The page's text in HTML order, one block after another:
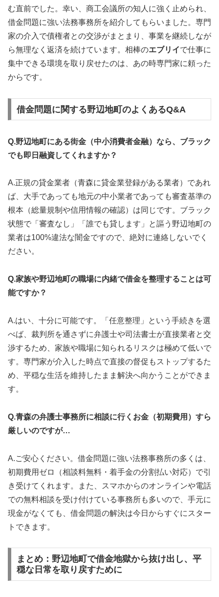
む直前でした。幸い、商工会議所の知人に強く止められ、
借金問題に強い法務事務所を紹介してもらいました。専門
家の介入で債権者との交渉がまとまり、事業を継続しなが
ら無理なく返済を続けています。相棒のエブリイで仕事に
集中できる環境を取り戻せたのは、あの時専門家に頼った
からです。
借金問題に関する野辺地町のよくあるQ&A
Q.野辺地町にある街金（中小消費者金融）なら、ブラック
でも即日融資してくれますか？
A.正規の貸金業者（青森に貸金業登録がある業者）であれ
ば、大手であっても地元の中小業者であっても審査基準の
根本（総量規制や信用情報の確認）は同じです。ブラック
状態で「審査なし」「誰でも貸します」と謳う野辺地町の
業者は100%違法な闇金ですので、絶対に連絡しないでく
ださい。
Q.家族や野辺地町の職場に内緒で借金を整理することは可
能ですか？
A.はい、十分に可能です。「任意整理」という手続きを選
べば、裁判所を通さずに弁護士や司法書士が直接業者と交
渉するため、家族や職場に知られるリスクは極めて低いで
す。専門家が介入した時点で直接の督促もストップするた
め、平穏な生活を維持したまま解決へ向かうことができま
す。
Q.青森の弁護士事務所に相談に行くお金（初期費用）すら
厳しいのですが…
A.ご安心ください。借金問題に強い法務事務所の多くは、
初期費用ゼロ（相談料無料・着手金の分割払い対応）で引
き受けてくれます。また、スマホからのオンラインや電話
での無料相談を受け付けている事務所も多いので、手元に
現金がなくても、借金問題の解決は今日からすぐにスター
トできます。
まとめ：野辺地町で借金地獄から抜け出し、平
穏な日常を取り戻すために